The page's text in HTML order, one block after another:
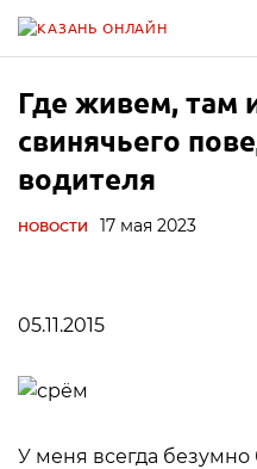
Где живем, там
свинячьего
водителя
НОВОСТИ 17 мая 2023
05.11.2015
У меня всегда безумно